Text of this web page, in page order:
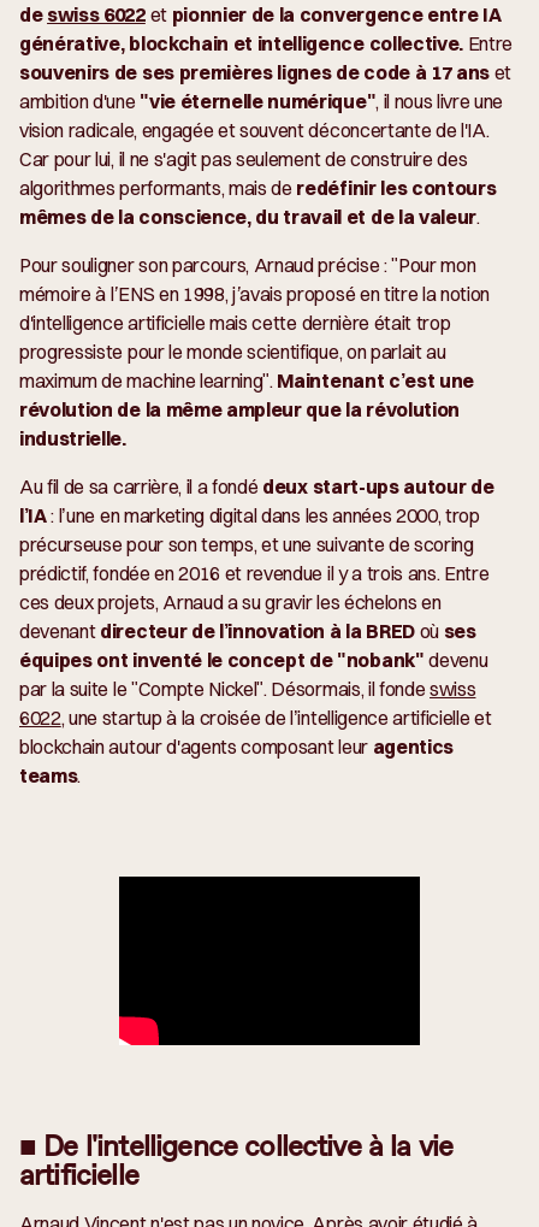
de swiss 6022et pionnier de la convergence entre IA
générative, blockchain et intelligence collective. Entre
souvenirs de ses premières lignes de code à 17 ans et
ambition d'une "vie éternelle numérique", il nous livre une
vision radicale, engagée et souvent déconcertante de l'IA.
Car pour lui, il ne s'agit pas seulement de construire des
algorithmes performants, mais de redéfinir les contours
mêmes de la conscience, du travail et de la valeur.
Pour souligner son parcours, Arnaud précise : "Pour mon
mémoire à l’ENS en 1998, j’avais proposé en titre la notion
d'intelligence artificielle mais cette dernière était trop
progressiste pour le monde scientifique, on parlait au
maximum de machine learning". Maintenant c’est une
révolution de la même ampleur que la révolution
industrielle.
Au fil de sa carrière, il a fondé deux start-ups autour de
l’IA: l’une en marketing digital dans les années 2000, trop
précurseuse pour son temps, et une suivante de scoring
prédictif, fondée en 2016 et revendue il y a trois ans. Entre
ces deux projets, Arnaud a su gravir les échelons en
devenant directeur de l’innovation à la BREDoù ses
équipes ont inventé le concept de "nobank" devenu
par la suite le "Compte Nickel". Désormais, il fondeswiss
6022, une startup à la croisée de l’intelligence artificielle et
blockchain autour d'agents composant leur agentics
teams.
■ De l'intelligence collective à la vie
artificielle